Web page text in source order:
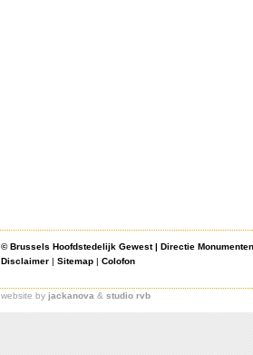
©Brussels Hoofdstedelijk Gewest| Directie
Disclaimer | Sitemap | Colofon
website by jackanova & studio rvb